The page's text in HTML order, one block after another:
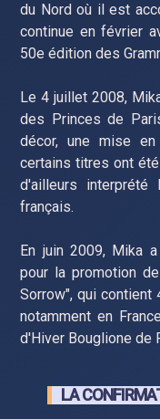
du Nord où il est
continue en février
50e édition des
Le 4 juillet 2008,
des Princes de
décor, une mise
certains titres ont
d'ailleurs interprété
français.
En juin 2009, Mika
pour la promotion
Sorrow", qui
notamment en
d'Hiver Bouglione de
LA